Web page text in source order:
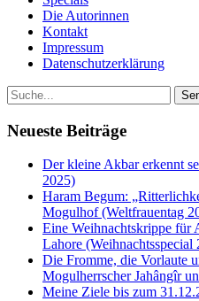
Die Autorinnen
Kontakt
Impressum
Datenschutzerklärung
Neueste Beiträge
Der kleine Akbar erkennt
2025)
Haram Begum:
Mogulhof (Weltfrauentag
Eine Weihnachtskrippe für
Lahore (Weihnachtsspecial
Die Fromme, die Vorlaute
Mogulherrscher Jahângîr
Meine Ziele bis zum